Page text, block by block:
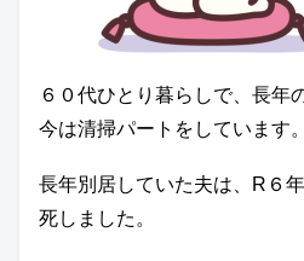
６０代ひとり暮らしで、長年
今は清掃パートをしています。
長年別居していた夫は、R６
死しました。